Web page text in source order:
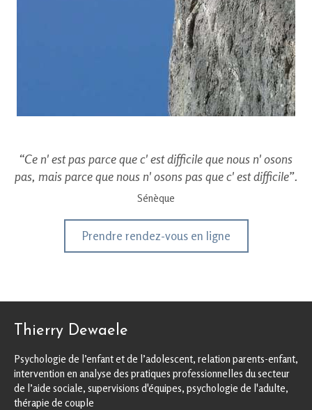
“Ce n' est pas parce que c' est difficile que nous n' osons
pas, mais parce que nous n' osons pas que c' est difficile”.
Sénèque
Prendre rendez-vous en ligne
Thierry Dewaele
Psychologie de l’enfant et de l’adolescent, relation parents-enfant,
intervention en analyse des pratiques professionnelles du secteur
de l’aide sociale, supervisions d'équipes, psychologie de l'adulte,
thérapie de couple